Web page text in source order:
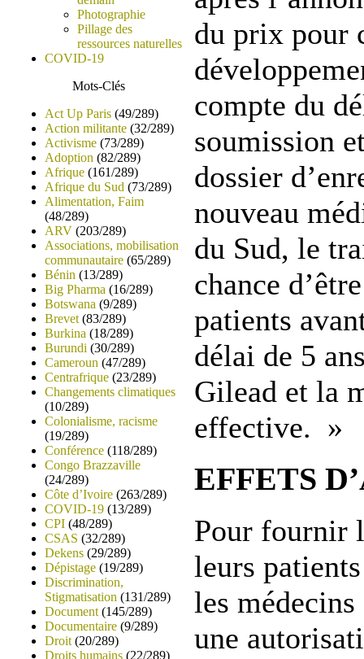
Photographie
Pillage des
ressources naturelles
COVID-19
Mots-Clés
Act Up Paris (49/289)
Action militante (32/289)
Activisme (73/289)
Adoption (82/289)
Afrique (161/289)
Afrique du Sud (73/289)
Alimentation, Faim
(48/289)
ARV (203/289)
Associations, mobilisation
communautaire (65/289)
Bénin (13/289)
Big Pharma (16/289)
Botswana (9/289)
Brevet (83/289)
Burkina (18/289)
Burundi (30/289)
Cameroun (47/289)
Centrafrique (23/289)
Changements climatiques
(10/289)
Colonialisme, racisme
(19/289)
Conférence (118/289)
Congo Brazzaville
(24/289)
Côte d’Ivoire (263/289)
COVID-19 (13/289)
CPI (48/289)
CSAS (32/289)
Dekens (29/289)
Dépistage (19/289)
Discrimination,
Stigmatisation (131/289)
Document (145/289)
Documentaire (9/289)
Droit (20/289)
Droits humains (22/289)
du prix pour
compte du
soumission
dossier
nouveau
du Sud, le
chance
patients
délai de 5
Gilead et la
effective. »
EFFETS
Pour fournir
leurs
les
une